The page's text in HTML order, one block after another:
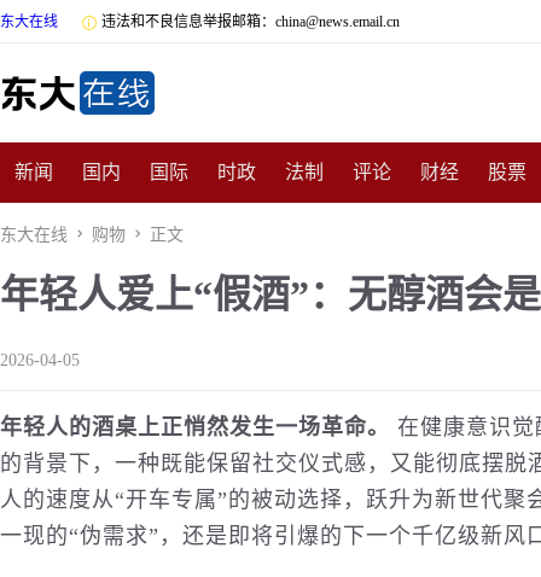
东大在线  违法和不良信息举报邮箱：china@news.email.cn
新闻 国内 国际 时政 法制 评论 财经 股票
数码 民俗 招商
非遗 公益 娱乐 游戏 影视 明星 时尚 体育
东大在线  购物  正文
年轻人爱上“假酒”：无醇酒会
2026-04-05
年轻人的酒桌上正悄然发生一场革命。 在健康意识觉
的背景下，一种既能保留社交仪式感，又能彻底摆
人的速度从“开车专属”的被动选择，跃升为新世代聚
一现的“伪需求”，还是即将引爆的下一个千亿级新风